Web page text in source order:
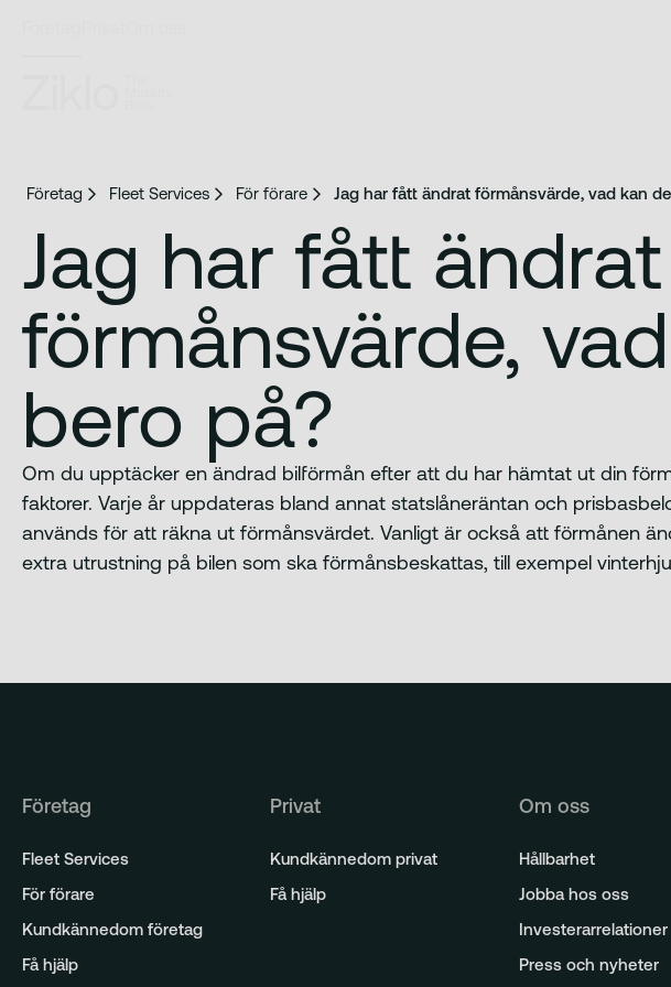
Företag Fleet Services För förare Jag har fått ändrat förmånsvärde, vad kan
Jag har fått ändrat
förmånsvärde,
bero på?
Om du upptäcker en ändrad bilförmån efter att du har hämtat ut din
faktorer. Varje år uppdateras bland annat statslåneräntan och
används för att räkna ut förmånsvärdet. Vanligt är också att förmånen
extra utrustning på bilen som ska förmånsbeskattas, till exempel
Företag
Fleet Services
För förare
Kundkännedom företag
Få hjälp
Privat
Kundkännedom privat
Få hjälp
Om oss
Hållbarhet
Jobba hos oss
Investerarrelationer
Press och nyheter